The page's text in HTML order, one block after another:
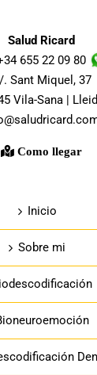
Salud Ricard
655 22 09 80
. Sant Miquel, 37
Vila-Sana |
Como llegar
Inicio
Sobre mi